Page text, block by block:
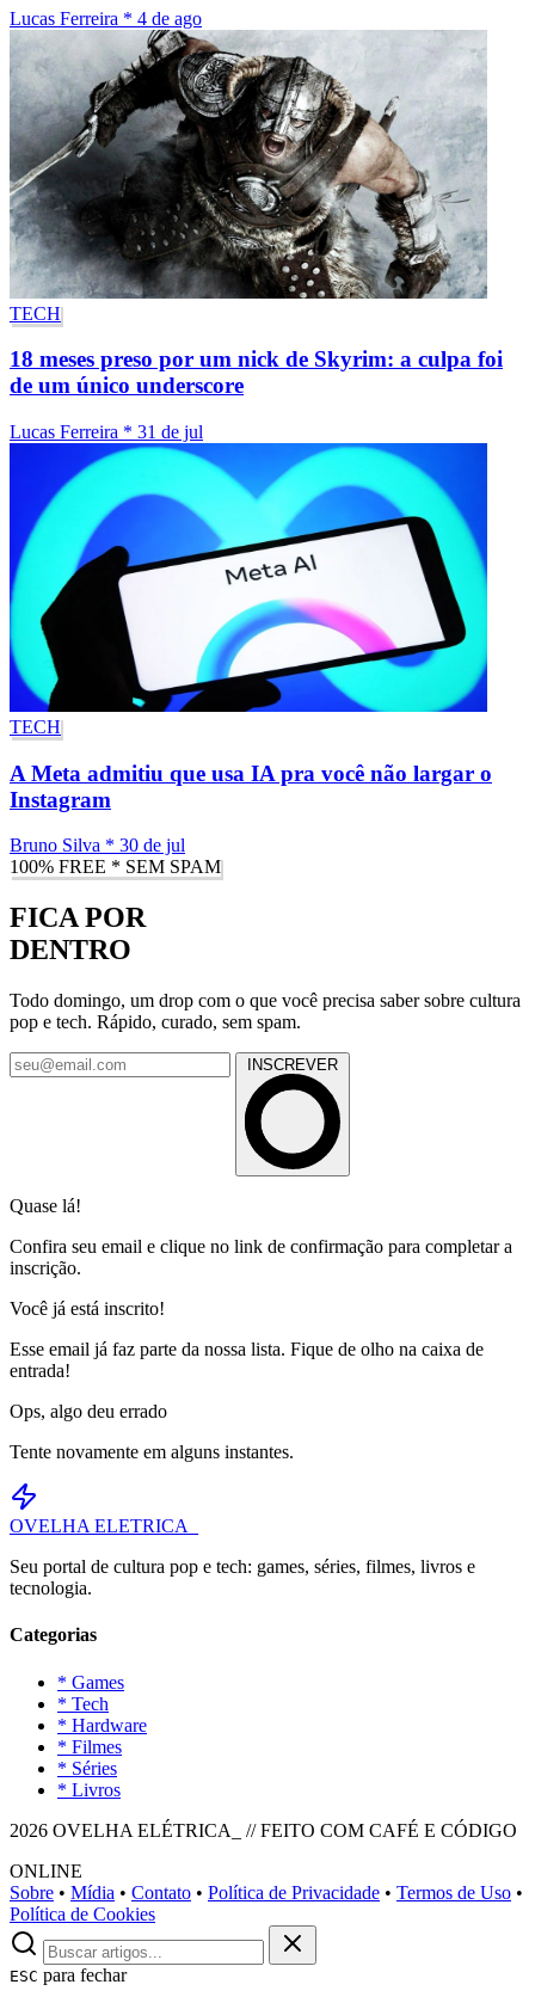
Lucas Ferreira * 4 de ago
TECH
18 meses preso por um nick de Skyrim: a culpa foi
de um único underscore
Lucas Ferreira * 31 de jul
TECH
A Meta admitiu que usa IA pra você não largar o
Instagram
Bruno Silva * 30 de jul
100% FREE * SEM SPAM
FICA POR
DENTRO
Todo domingo, um drop com o que você precisa saber sobre cultura
pop e tech. Rápido, curado, sem spam.
INSCREVER
Quase lá!
Confira seu email e clique no link de confirmação para completar a
inscrição.
Você já está inscrito!
Esse email já faz parte da nossa lista. Fique de olho na caixa de
entrada!
Ops, algo deu errado
Tente novamente em alguns instantes.
OVELHA ELETRICA_
Seu portal de cultura pop e tech: games, séries, filmes, livros e
tecnologia.
Categorias
* Games
* Tech
* Hardware
* Filmes
* Séries
* Livros
2026 OVELHA ELÉTRICA_ // FEITO COM CAFÉ E CÓDIGO
ONLINE
Sobre • Mídia • Contato • Política de Privacidade • Termos de Uso •
Política de Cookies
ESC para fechar